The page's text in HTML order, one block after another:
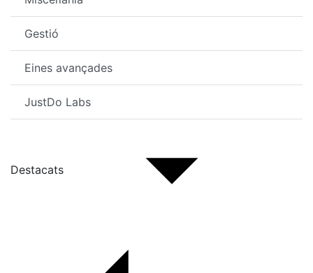
Gestió
Eines avançades
JustDo Labs
Destacats